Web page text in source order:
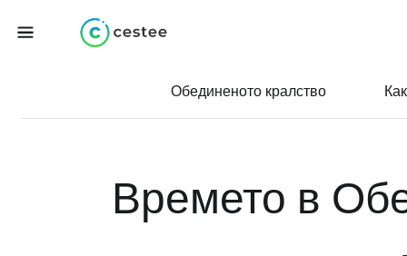
Обединеното кралство
Времето в